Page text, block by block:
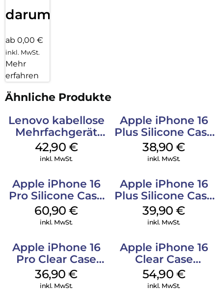
darum!
ab 0,00 €
inkl. MwSt.
Mehr
erfahren
Ähnliche Produkte
Lenovo kabellose
Mehrfachgerät
Luna Grey
42,90 €
inkl. MwSt.
Apple iPhone 16
Plus Silicone Case
MagSafe Denim
38,90€
inkl. MwSt.
Apple iPhone 16
Pro Silicone Case
MagSafe Stone
Gray
60,90€
inkl. MwSt.
Apple iPhone 16
Plus Silicone Case
MagSafe Plum
39,90€
inkl. MwSt.
Apple iPhone 16
Pro Clear Case
MagSafe
Transparent
36,90€
inkl. MwSt.
Apple iPhone 16
Clear Case
MagSafe
Transparent
54,90 €
inkl. MwSt.